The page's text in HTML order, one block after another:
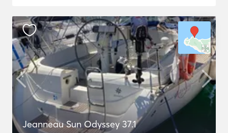
Jeanneau Sun Odyssey 37.1